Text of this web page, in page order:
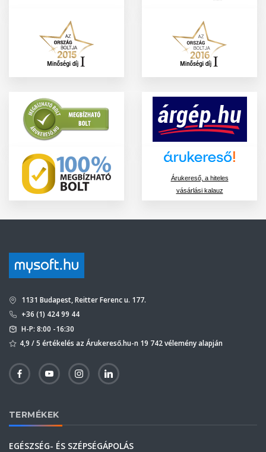
Árukereső, a hiteles
vásárlási kalauz
1131 Budapest, Reitter Ferenc u. 177.
+36 (1) 424 99 44
H-P: 8:00 -16:30
4,9 / 5 értékelés az Árukereső.hu-n 19 742 vélemény alapján
TERMÉKEK
EGÉSZSÉG- ÉS SZÉPSÉGÁPOLÁS